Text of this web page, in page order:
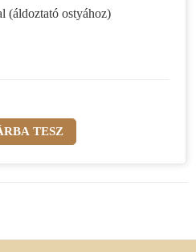
(áldoztató ostyához)